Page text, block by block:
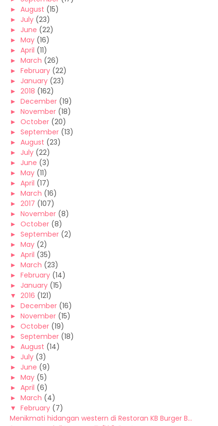
► August (15)
► July (23)
► June (22)
► May (16)
► April (11)
► March (26)
► February (22)
► January (23)
► 2018 (162)
► December (19)
► November (18)
► October (20)
► September (13)
► August (23)
► July (22)
► June (3)
► May (11)
► April (17)
► March (16)
► 2017 (107)
► November (8)
► October (8)
► September (2)
► May (2)
► April (35)
► March (23)
► February (14)
► January (15)
▼ 2016 (121)
► December (16)
► November (15)
► October (19)
► September (18)
► August (14)
► July (3)
► June (9)
► May (5)
► April (6)
► March (4)
▼ February (7)
Menikmati hidangan western di Restoran KB Burger B...